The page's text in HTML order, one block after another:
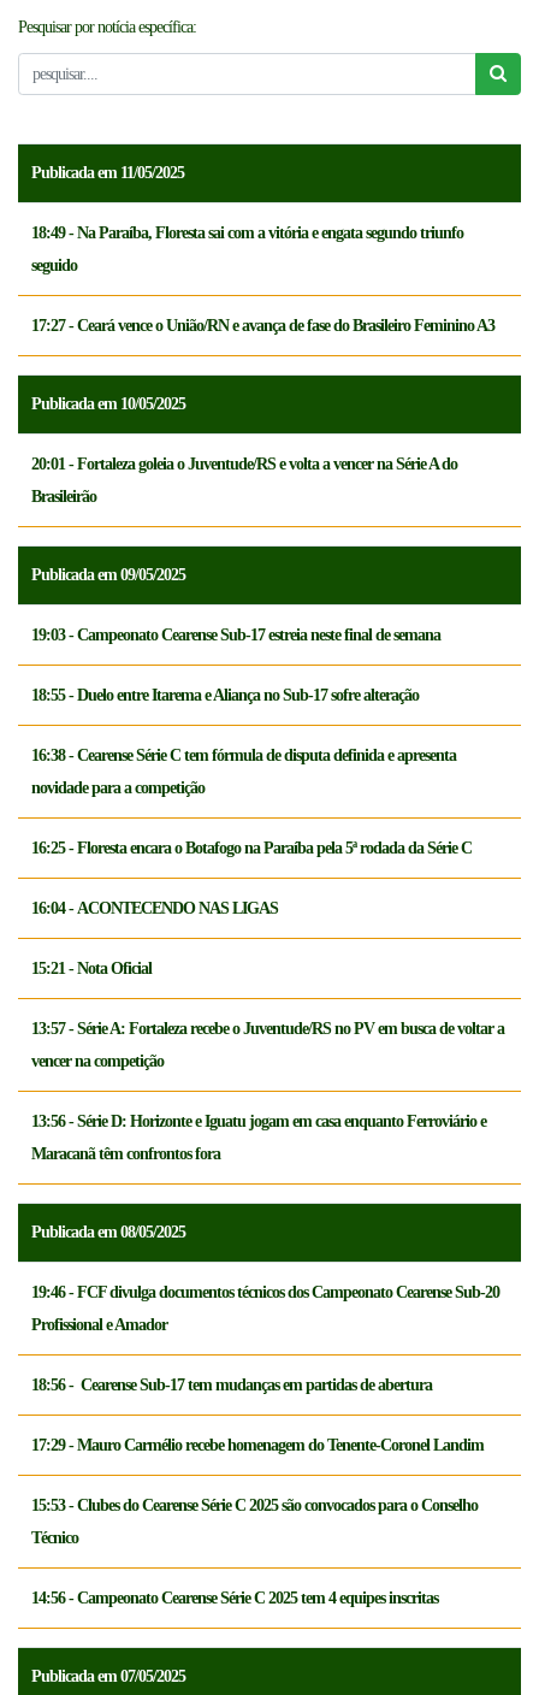
NOTICÍAS
CREDENCIAMENTO
Pesquisar por notícia específica:
Publicada em 11/05/2025
18:49 - Na Paraíba, Floresta sai com a vitória e engata segundo triunfo
seguido
17:27 - Ceará vence o União/RN e avança de fase do Brasileiro Feminino A3
Publicada em 10/05/2025
20:01 - Fortaleza goleia o Juventude/RS e volta a vencer na Série A do
Brasileirão
Publicada em 09/05/2025
19:03 - Campeonato Cearense Sub-17 estreia neste final de semana
18:55 - Duelo entre Itarema e Aliança no Sub-17 sofre alteração
16:38 - Cearense Série C tem fórmula de disputa definida e apresenta
novidade para a competição
16:25 - Floresta encara o Botafogo na Paraíba pela 5ª rodada da Série C
16:04 - ACONTECENDO NAS LIGAS
15:21 - Nota Oficial
13:57 - Série A: Fortaleza recebe o Juventude/RS no PV em busca de voltar a
vencer na competição
13:56 - Série D: Horizonte e Iguatu jogam em casa enquanto Ferroviário e
Maracanã têm confrontos fora
Publicada em 08/05/2025
19:46 - FCF divulga documentos técnicos dos Campeonato Cearense Sub-20
Profissional e Amador
18:56 - Cearense Sub-17 tem mudanças em partidas de abertura
17:29 - Mauro Carmélio recebe homenagem do Tenente-Coronel Landim
15:53 - Clubes do Cearense Série C 2025 são convocados para o Conselho
Técnico
14:56 - Campeonato Cearense Série C 2025 tem 4 equipes inscritas
Publicada em 07/05/2025